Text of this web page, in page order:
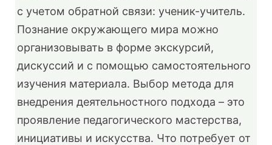
с учетом обратной связи: ученик-учитель.
Познание окружающего мира можно
организовывать в форме экскурсий,
дискуссий и с помощью самостоятельного
изучения материала. Выбор метода для
внедрения деятельностного подхода – это
проявление педагогического мастерства,
инициативы и искусства. Что потребует от